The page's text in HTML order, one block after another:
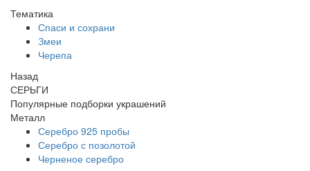
Тематика
Спаси и сохрани
Змеи
Черепа
Назад
СЕРЬГИ
Популярные подборки украшений
Металл
Серебро 925 пробы
Серебро с позолотой
Черненое серебро